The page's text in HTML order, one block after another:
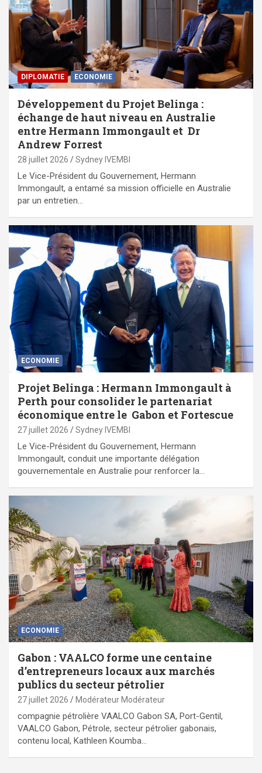
DIPLOMATIE ECONOMIE
Développement du Projet Belinga :
échange de haut niveau en Australie
entre Hermann Immongault et Dr
Andrew Forrest
28 juillet 2026 Sydney IVEMBI
Le Vice-Président du Gouvernement, Hermann
Immongault, a entamé sa mission officielle en Australie
par un entretien…
ECONOMIE
Projet Belinga : Hermann Immongault à
Perth pour consolider le partenariat
économique entre le Gabon et Fortescue
27 juillet 2026 Sydney IVEMBI
Le Vice-Président du Gouvernement, Hermann
Immongault, conduit une importante délégation
gouvernementale en Australie pour renforcer la…
ECONOMIE
Gabon : VAALCO forme une centaine
d’entrepreneurs locaux aux marchés
publics du secteur pétrolier
27 juillet 2026 Modérateur Modérateur
compagnie pétrolière VAALCO Gabon SA, Port-Gentil,
VAALCO Gabon, Pétrole, secteur pétrolier gabonais,
contenu local, Kathleen Koumba…